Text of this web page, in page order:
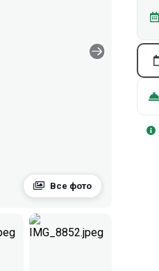
Все фото